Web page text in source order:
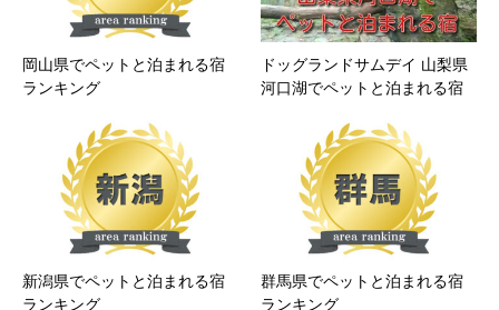
岡山県でペットと泊まれる宿
ランキング
ドッグランドサムデイ 山梨県
河口湖でペットと泊まれる宿
新潟県でペットと泊まれる宿
ランキング
群馬県でペットと泊まれる宿
ランキング